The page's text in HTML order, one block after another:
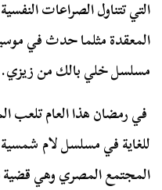
التي تتناول الصراعات
المعقدة مثلما حدث في
مسلسل خلي بالك من زيزي.
في رمضان هذا العام تلعب
للغاية في مسلسل لام
المجتمع المصري وهي قضية